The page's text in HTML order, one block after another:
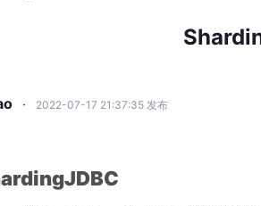
· 2022-07-17 21:37:35 发布
ardingJDBC